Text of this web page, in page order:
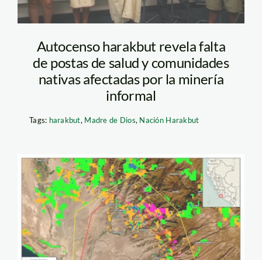
Autocenso harakbut revela falta
de postas de salud y comunidades
nativas afectadas por la minería
informal
Tags: harakbut, Madre de Dios, Nación Harakbut
catrastro-minero-de-
la-zona-aqrqueologica
—lineas-de-nasca